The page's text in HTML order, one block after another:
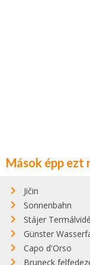
Mások épp ezt
Jičin
Sonnenbahn
Stájer
Günster
Capo d'Orso
Bruneck